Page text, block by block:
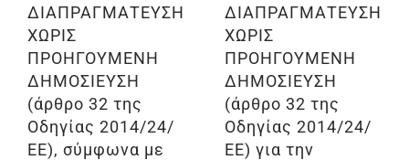
ΔΙΑΠΡΑΓΜΑΤΕΥΣΗ
ΧΩΡΙΣ
ΠΡΟΗΓΟΥΜΕΝΗ
ΔΗΜΟΣΙΕΥΣΗ
(άρθρο 32 της
Οδηγίας 2014/24/
ΕΕ), σύμφωνα με
ΔΙΑΠΡΑΓΜΑΤΕΥΣΗ
ΧΩΡΙΣ
ΠΡΟΗΓΟΥΜΕΝΗ
ΔΗΜΟΣΙΕΥΣΗ
(άρθρο 32 της
Οδηγίας 2014/24/
ΕΕ) για την